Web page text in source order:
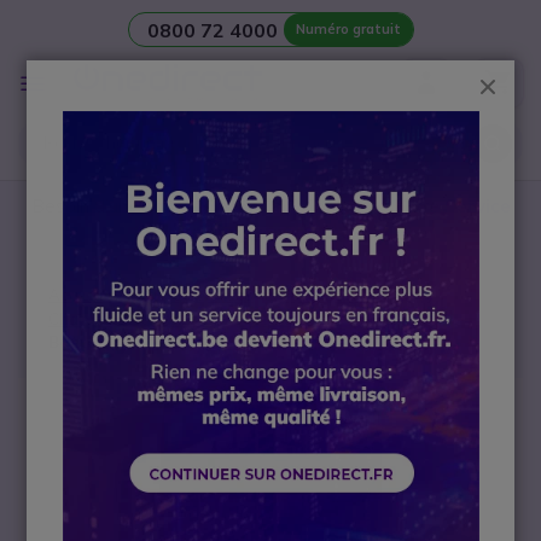
0800 72 4000 Numéro gratuit
Besoin d’unesalle de réunion ? Contactez notre
avant-vente Visio
Talkies Walkies
Accessoires
Chargeurs et batteries de rechange
Batterie de rechange Li-lon 2150 mAh
Passer à la fin de la galerie d’images